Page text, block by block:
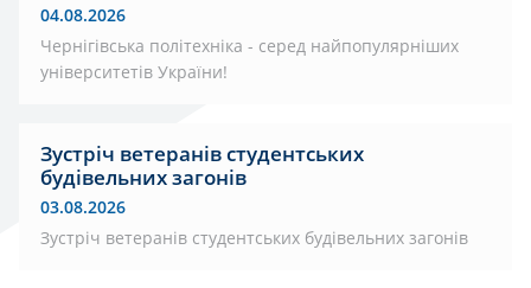
04.08.2026
Чернігівська політехніка - серед найпопулярніших
університетів України!
Зустріч ветеранів студентських
будівельних загонів
03.08.2026
Зустріч ветеранів студентських будівельних загонів